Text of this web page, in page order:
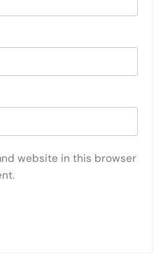
website in this browser